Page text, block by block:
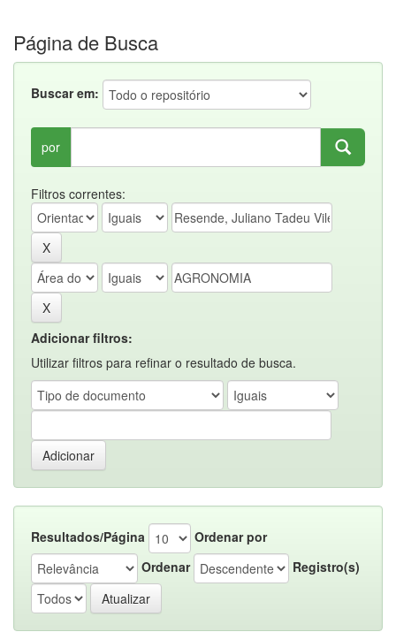
Página de Busca
Buscar em:
por
Filtros correntes:
Adicionar filtros:
Utilizar filtros para refinar o resultado de busca.
Resultados/Página
Ordenar por
Ordenar
Registro(s)